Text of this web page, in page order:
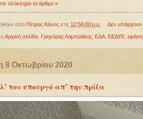
ολόκληρο το άρθρο »
από Πέτρος Κάνος στις 12:56:00 μ.μ. Δεν υπάρχουν
Αρχική σελίδα Γρηγόρης Λαμπράκης ΕΔΑ ΕΕΔΥΕ ειρήνη
8 Οκτωβρίου 2020
τον υπουργό απ’ την πρίζα